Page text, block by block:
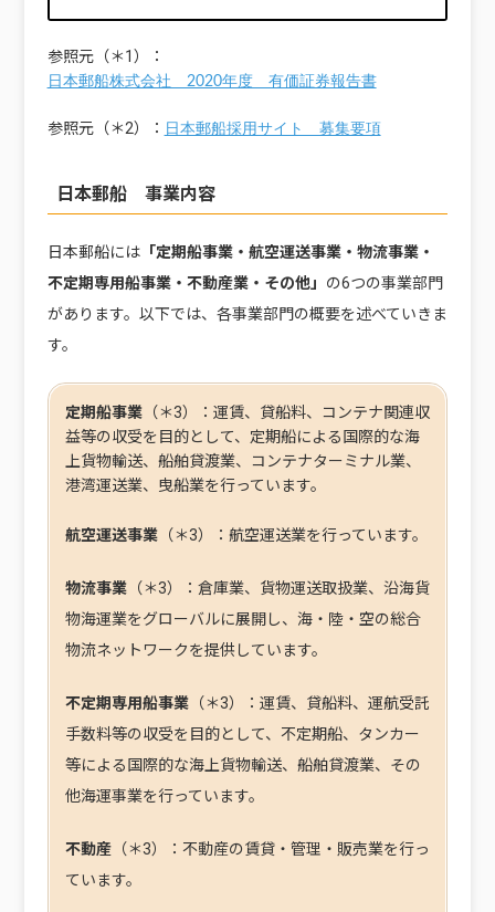
参照元（＊1）：
日本郵船株式会社 2020年度 有価証券報告書
参照元（＊2）： 日本郵船採用サイト 募集要項
日本郵船 事業内容
日本郵船には「定期船事業・航空運送事業・物流事業・
不定期専用船事業・不動産業・その他」 の6つの事業部門
があります。以下では、各事業部門の概要を述べていきま
す。
定期船事業（＊3）：運賃、貸船料、コンテナ関連収
益等の収受を目的として、定期船による国際的な海
上貨物輸送、船舶貸渡業、コンテナターミナル業、
港湾運送業、曳船業を行っています。
航空運送事業（＊3）：航空運送業を行っています。
物流事業（＊3）：倉庫業、貨物運送取扱業、沿海貨
物海運業をグローバルに展開し、海・陸・空の総合
物流ネットワークを提供しています。
不定期専用船事業（＊3）：運賃、貸船料、運航受託
手数料等の収受を目的として、不定期船、タンカー
等による国際的な海上貨物輸送、船舶貸渡業、その
他海運事業を行っています。
不動産（＊3）：不動産の賃貸・管理・販売業を行っ
ています。